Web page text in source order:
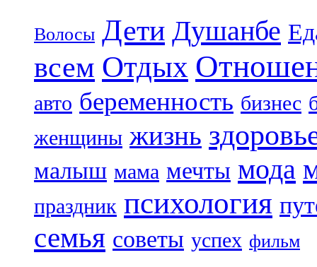
Волосы Дети Душанбе
всем Отдых
авто беременность бизнес
женщины жизнь
малыш мама мечты мода
праздник психология
семья советы успех фильм